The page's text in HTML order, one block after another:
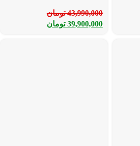
43,990,000 تومان
39,900,000 تومان